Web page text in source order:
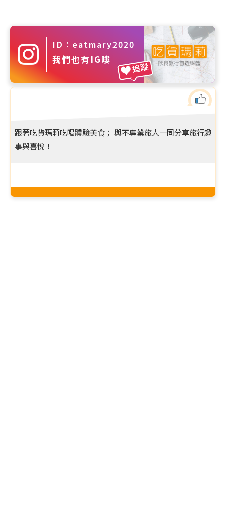
ID：eatmary2020
我們也有IG嘍
追蹤
跟著吃貨瑪莉吃喝體驗美食； 與不專業旅人一同分享旅行趣
事與喜悅！